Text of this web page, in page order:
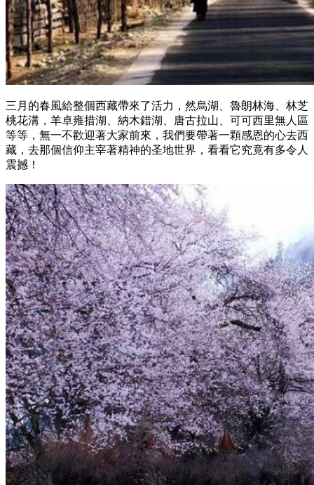
三月的春風給整個西藏帶來了活力，然烏湖、魯朗林海、林芝
桃花溝，羊卓雍措湖、納木錯湖、唐古拉山、可可西里無人區
等等，無一不歡迎著大家前來，我們要帶著一顆感恩的心去西
藏，去那個信仰主宰著精神的圣地世界，看看它究竟有多令人
震撼！